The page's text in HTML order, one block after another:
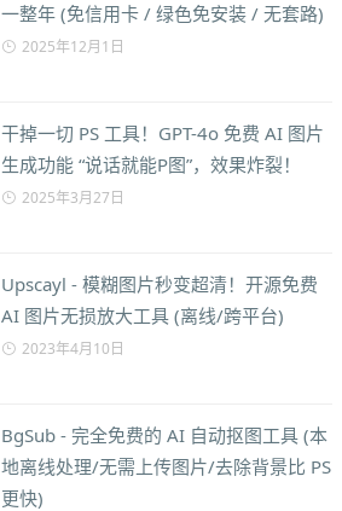
一整年 (免信用卡 / 绿色免安装 / 无套路)
2025年12月1日
干掉一切 PS 工具！GPT-4o 免费 AI 图片
生成功能 “说话就能P图”，效果炸裂！
2025年3月27日
Upscayl - 模糊图片秒变超清！开源免费
AI 图片无损放大工具 (离线/跨平台)
2023年4月10日
BgSub - 完全免费的 AI 自动抠图工具 (本
地离线处理/无需上传图片/去除背景比 PS
更快)